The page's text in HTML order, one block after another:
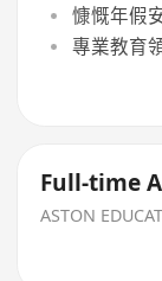
慷慨年假
專業教育
Full-time
ASTON